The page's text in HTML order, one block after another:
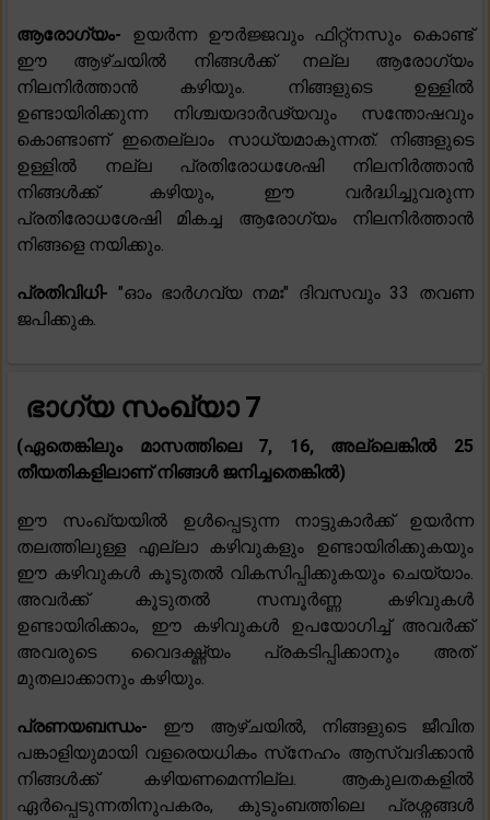
ആരോഗ്യം- ഉയർന്ന ഊർജ്ജവും ഫിറ്റ്നസും കൊണ്ട്
ഈ ആഴ്ചയിൽ നിങ്ങൾക്ക് നല്ല ആരോഗ്യം
നിലനിർത്താൻ കഴിയും. നിങ്ങളുടെ ഉള്ളിൽ
ഉണ്ടായിരിക്കുന്ന നിശ്ചയദാർഢ്യവും സന്തോഷവും
കൊണ്ടാണ് ഇതെല്ലാം സാധ്യമാകുന്നത്. നിങ്ങളുടെ
ഉള്ളിൽ നല്ല പ്രതിരോധശേഷി നിലനിർത്താൻ
നിങ്ങൾക്ക് കഴിയും, ഈ വർദ്ധിച്ചുവരുന്ന
പ്രതിരോധശേഷി മികച്ച ആരോഗ്യം നിലനിർത്താൻ
നിങ്ങളെ നയിക്കും.
പ്രതിവിധി- "ഓം ഭാർഗവ്യ നമഃ" ദിവസവും 33 തവണ
ജപിക്കുക.
ഭാഗ്യ സംഖ്യാ 7
(ഏതെങ്കിലും മാസത്തിലെ 7, 16, അല്ലെങ്കിൽ 25
തീയതികളിലാണ് നിങ്ങൾ ജനിച്ചതെങ്കിൽ)
ഈ സംഖ്യയിൽ ഉൾപ്പെടുന്ന നാട്ടുകാർക്ക് ഉയർന്ന
തലത്തിലുള്ള എല്ലാ കഴിവുകളും ഉണ്ടായിരിക്കുകയും
ഈ കഴിവുകൾ കൂടുതൽ വികസിപ്പിക്കുകയും ചെയ്യാം.
അവർക്ക് കൂടുതൽ സമ്പൂർണ്ണ കഴിവുകൾ
ഉണ്ടായിരിക്കാം, ഈ കഴിവുകൾ ഉപയോഗിച്ച് അവർക്ക്
അവരുടെ വൈദഗ്ദ്ധ്യം പ്രകടിപ്പിക്കാനും അത്
മുതലാക്കാനും കഴിയും.
പ്രണയബന്ധം- ഈ ആഴ്‌ചയിൽ, നിങ്ങളുടെ ജീവിത
പങ്കാളിയുമായി വളരെയധികം സ്‌നേഹം ആസ്വദിക്കാൻ
നിങ്ങൾക്ക് കഴിയണമെന്നില്ല. ആകുലതകളിൽ
ഏർപ്പെടുന്നതിനുപകരം, കുടുംബത്തിലെ പ്രശ്നങ്ങൾ